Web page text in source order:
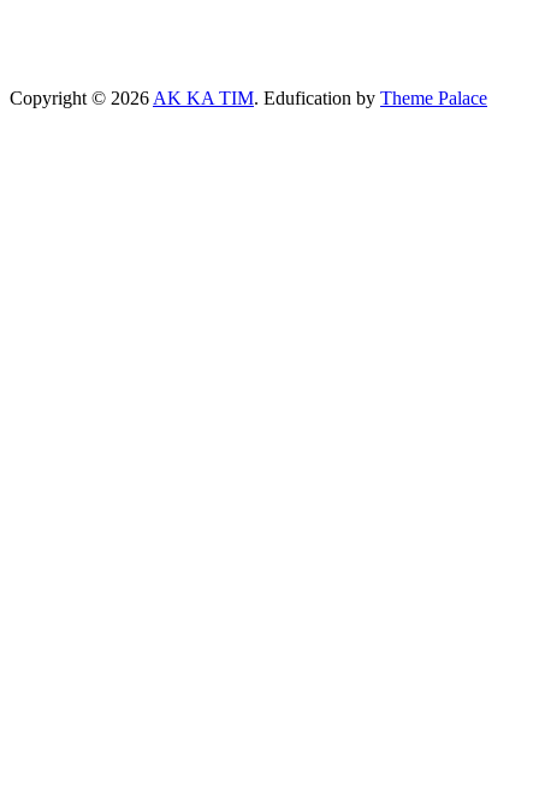
Copyright © 2026 AK KA TIM. Edufication by Theme Palace